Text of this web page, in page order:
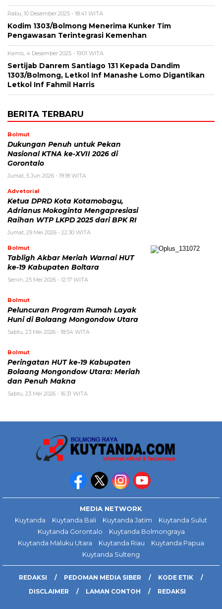
Rabu, 10 Desember 2025 - 18:41 WITA
Kodim 1303/Bolmong Menerima Kunker Tim
Pengawasan Terintegrasi Kemenhan
Kamis, 4 Desember 2025 - 19:01 WITA
Sertijab Danrem Santiago 131 Kepada Dandim
1303/Bolmong, Letkol Inf Manashe Lomo Digantikan
Letkol Inf Fahmil Harris
BERITA TERBARU
Bolmut
Dukungan Penuh untuk Pekan
Nasional KTNA ke-XVII 2026 di
Gorontalo
Jumat, 5 Jun 2026 - 19:18 WITA
Advetorial
Ketua DPRD Kota Kotamobagu,
Adrianus Mokoginta Mengapresiasi
Raihan WTP LKPD 2025 dari BPK RI
Jumat, 29 Mei 2026 - 22:30 WITA
Bolmut
Tabligh Akbar Meriah Warnai HUT
ke-19 Kabupaten Boltara
Senin, 25 Mei 2026 - 12:17 WITA
Bolmut
Peluncuran Program Rumah Layak
Huni di Bolaang Mongondow Utara
Sabtu, 23 Mei 2026 - 18:54 WITA
Bolmut
Peringatan HUT ke-19 Kabupaten
Bolaang Mongondow Utara: Meriah
dan Penuh Makna
Sabtu, 23 Mei 2026 - 16:31 WITA
MEDIA NETWORK
Kuytanda
Kuytanda Bali Kuytanda Jatim
Kuytanda Sulut
Kuytanda Gorontalo
Kuytanda Bolmongraya
Kuytanda Maluku Utara
Kuytanda Riau
Kuytanda Papua
Kuytanda Sulteng
REDAKSI PEDOMAN MEDIA SIBER
KODE ETIK
DISCLAIMER
LAMAN CONTOH REDAKSI